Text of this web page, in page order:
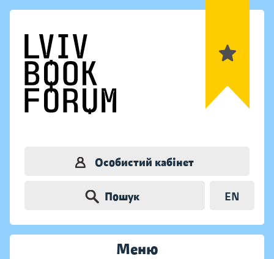
Особистий кабінет
Пошук EN
Меню